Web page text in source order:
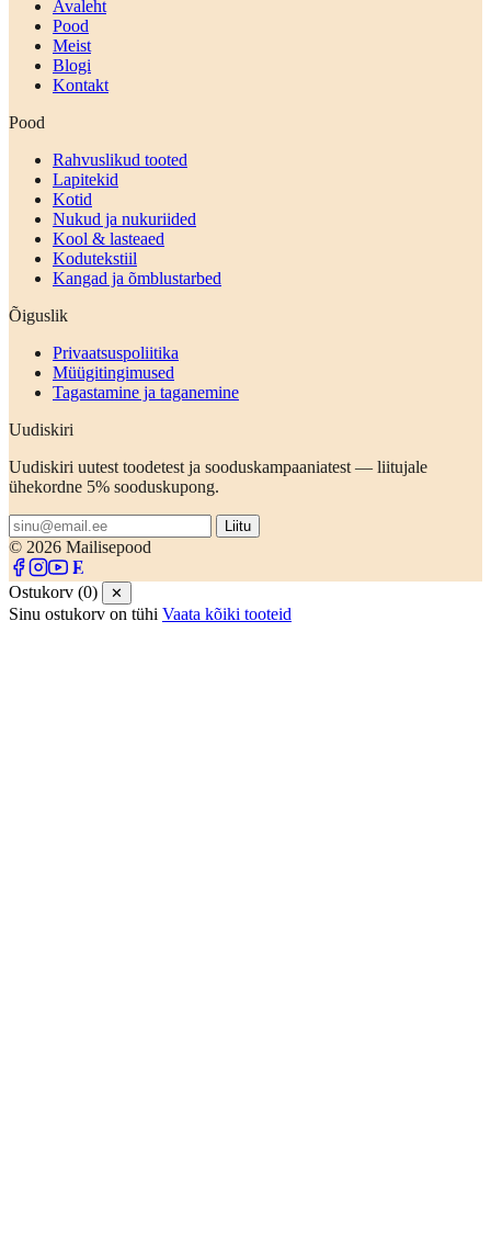
Avaleht
Pood
Meist
Blogi
Kontakt
Pood
Rahvuslikud tooted
Lapitekid
Kotid
Nukud ja nukuriided
Kool & lasteaed
Kodutekstiil
Kangad ja õmblustarbed
Õiguslik
Privaatsuspoliitika
Müügitingimused
Tagastamine ja taganemine
Uudiskiri
Uudiskiri uutest toodetest ja sooduskampaaniatest — liitujale
ühekordne 5% sooduskupong.
Liitu
© 2026 Mailisepood
Ostukorv (0) ✕
Sinu ostukorv on tühi Vaata kõiki tooteid